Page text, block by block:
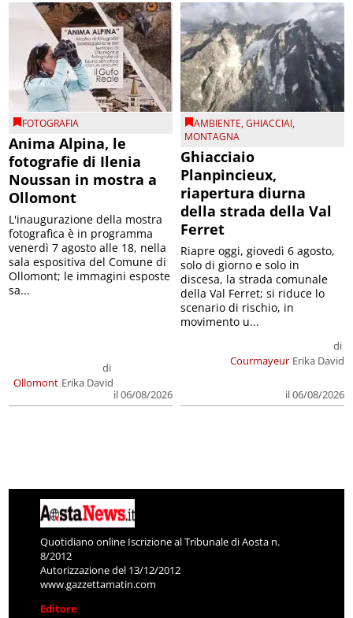
FOTOGRAFIA
Anima Alpina, le
fotografie di Ilenia
Noussan in mostra a
Ollomont
Ollomont
di
Erika David
il 06/08/2026
L'inaugurazione della mostra
fotografica è in programma
venerdì 7 agosto alle 18, nella
sala espositiva del Comune di
Ollomont; le immagini esposte
sa...
AMBIENTE,GHIACCIAI,
MONTAGNA
Ghiacciaio
Planpincieux,
riapertura diurna
della strada della Val
Ferret
Courmayeur
di
Erika David
il 06/08/2026
Riapre oggi, giovedì 6 agosto,
solo di giorno e solo in
discesa, la strada comunale
della Val Ferret; si riduce lo
scenario di rischio, in
movimento u...
Quotidiano online Iscrizione al Tribunale di Aosta n.
8/2012
Autorizzazione del 13/12/2012
www.gazzettamatin.com
Editore